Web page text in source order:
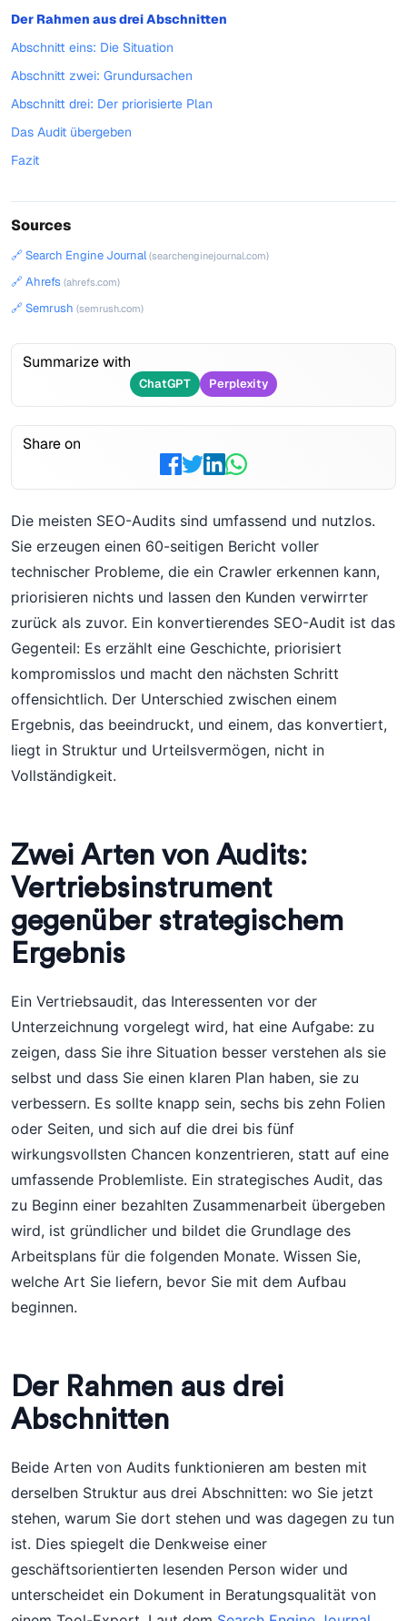
Der Rahmen aus drei Abschnitten
Abschnitt eins: Die Situation
Abschnitt zwei: Grundursachen
Abschnitt drei: Der priorisierte Plan
Das Audit übergeben
Fazit
Sources
🔗 Search Engine Journal(searchenginejournal.com)
🔗 Ahrefs (ahrefs.com)
🔗 Semrush (semrush.com)
Summarize with
ChatGPT Perplexity
Share on
Die meisten SEO-Audits sind umfassend und nutzlos.
Sie erzeugen einen 60-seitigen Bericht voller
technischer Probleme, die ein Crawler erkennen kann,
priorisieren nichts und lassen den Kunden verwirrter
zurück als zuvor. Ein konvertierendes SEO-Audit ist das
Gegenteil: Es erzählt eine Geschichte, priorisiert
kompromisslos und macht den nächsten Schritt
offensichtlich. Der Unterschied zwischen einem
Ergebnis, das beeindruckt, und einem, das konvertiert,
liegt in Struktur und Urteilsvermögen, nicht in
Vollständigkeit.
Zwei Arten von Audits:
Vertriebsinstrument
gegenüber strategischem
Ergebnis
Ein Vertriebsaudit, das Interessenten vor der
Unterzeichnung vorgelegt wird, hat eine Aufgabe: zu
zeigen, dass Sie ihre Situation besser verstehen als sie
selbst und dass Sie einen klaren Plan haben, sie zu
verbessern. Es sollte knapp sein, sechs bis zehn Folien
oder Seiten, und sich auf die drei bis fünf
wirkungsvollsten Chancen konzentrieren, statt auf eine
umfassende Problemliste. Ein strategisches Audit, das
zu Beginn einer bezahlten Zusammenarbeit übergeben
wird, ist gründlicher und bildet die Grundlage des
Arbeitsplans für die folgenden Monate. Wissen Sie,
welche Art Sie liefern, bevor Sie mit dem Aufbau
beginnen.
Der Rahmen aus drei
Abschnitten
Beide Arten von Audits funktionieren am besten mit
derselben Struktur aus drei Abschnitten: wo Sie jetzt
stehen, warum Sie dort stehen und was dagegen zu tun
ist. Dies spiegelt die Denkweise einer
geschäftsorientierten lesenden Person wider und
unterscheidet ein Dokument in Beratungsqualität von